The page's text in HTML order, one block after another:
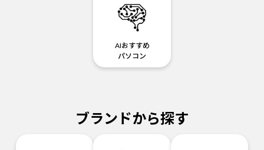
AIおすすめ
パソコン
ブランドから探す